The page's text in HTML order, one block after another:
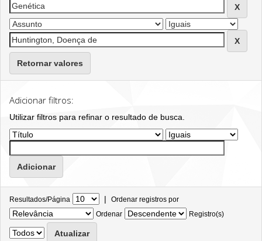
Retornar valores
Adicionar filtros:
Utilizar filtros para refinar o resultado de busca.
Resultados/Página | Ordenar registros por
Ordenar
Registro(s)